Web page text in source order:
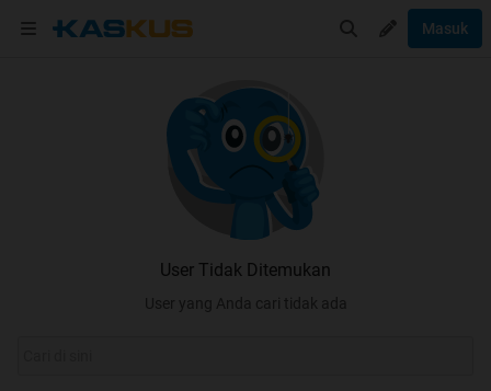
Masuk
User Tidak Ditemukan
User yang Anda cari tidak ada